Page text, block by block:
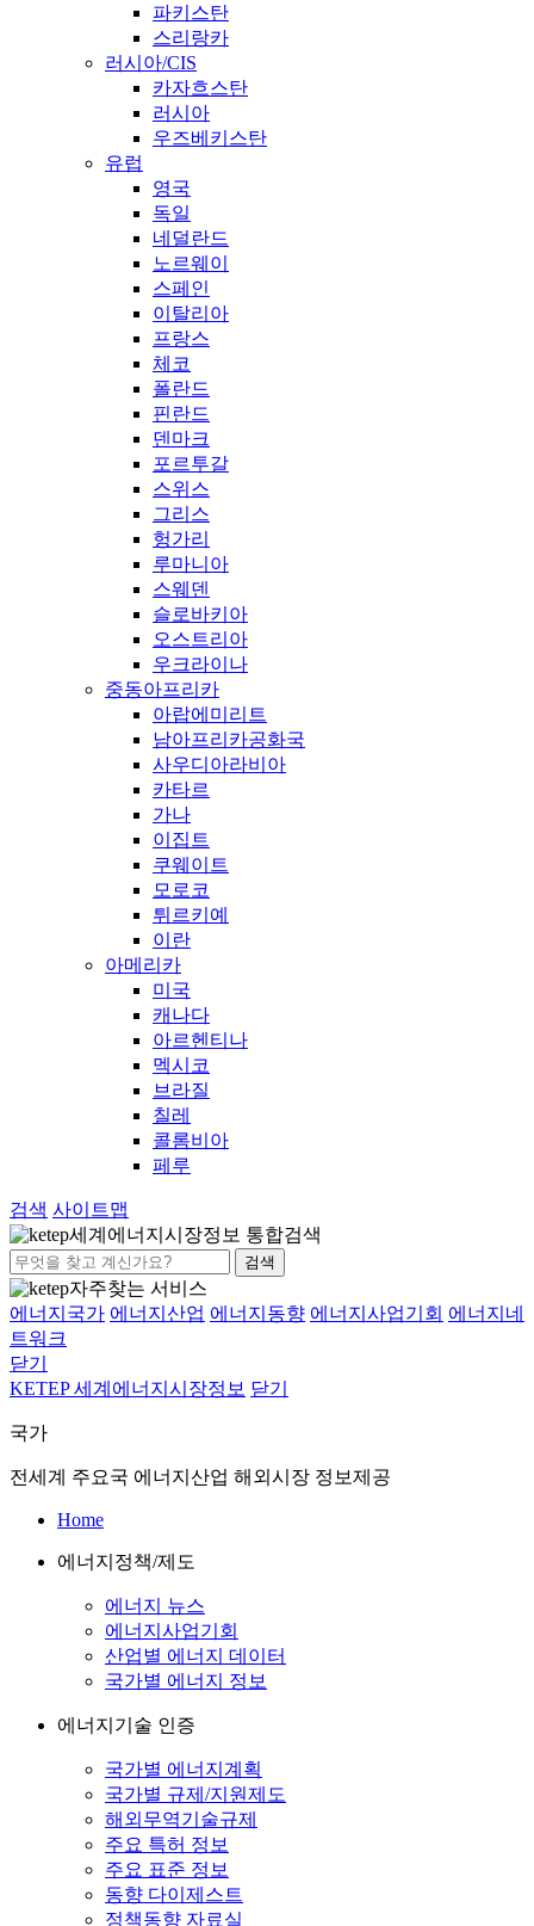
파키스탄
스리랑카
러시아/CIS
카자흐스탄
러시아
우즈베키스탄
유럽
영국
독일
네덜란드
노르웨이
스페인
이탈리아
프랑스
체코
폴란드
핀란드
덴마크
포르투갈
스위스
그리스
헝가리
루마니아
스웨덴
슬로바키아
오스트리아
우크라이나
중동아프리카
아랍에미리트
남아프리카공화국
사우디아라비아
카타르
가나
이집트
쿠웨이트
모로코
튀르키예
이란
아메리카
미국
캐나다
아르헨티나
멕시코
브라질
칠레
콜롬비아
페루
검색 사이트맵
세계에너지시장정보 통합검색
검색
자주찾는 서비스
에너지국가 에너지산업 에너지동향 에너지사업기회 에너지네
트워크
닫기
KETEP 세계에너지시장정보 닫기
국가
전세계 주요국 에너지산업 해외시장 정보제공
Home
에너지정책/제도
에너지 뉴스
에너지사업기회
산업별 에너지 데이터
국가별 에너지 정보
에너지기술 인증
국가별 에너지계획
국가별 규제/지원제도
해외무역기술규제
주요 특허 정보
주요 표준 정보
동향 다이제스트
정책동향 자료실